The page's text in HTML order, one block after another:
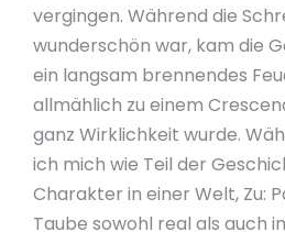
vergingen. Während die
wunderschön war, kam die
ein langsam brennendes
allmählich zu einem
ganz Wirklichkeit wurde.
ich mich wie Teil der
Charakter in einer Welt, Zu:
Taube sowohl real als auch